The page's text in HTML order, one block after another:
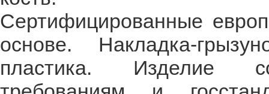
Сертифицированные
основе. Накладка-
пластика. Изделие